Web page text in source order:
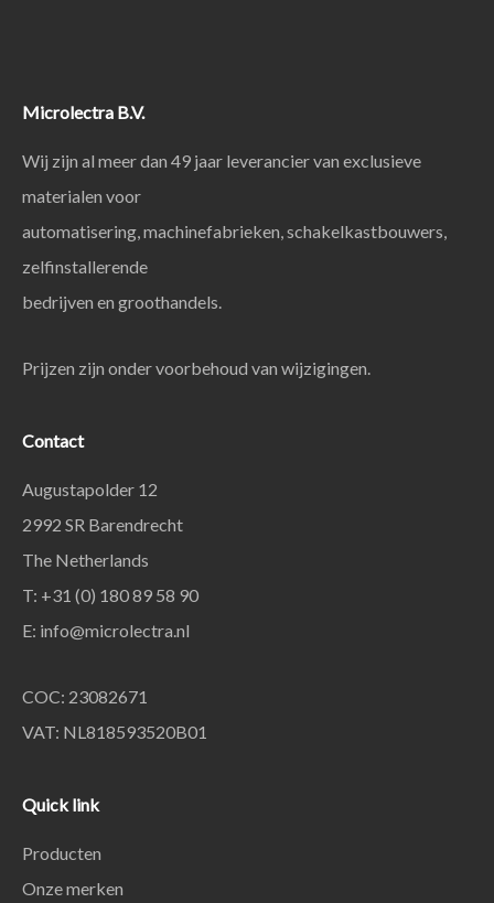
Microlectra B.V.
Wij zijn al meer dan 49 jaar leverancier van exclusieve
materialen voor
automatisering, machinefabrieken, schakelkastbouwers,
zelfinstallerende
bedrijven en groothandels.
Prijzen zijn onder voorbehoud van wijzigingen.
Contact
Augustapolder 12
2992 SR Barendrecht
The Netherlands
T: +31 (0) 180 89 58 90
E: info@microlectra.nl
COC: 23082671
VAT: NL818593520B01
Quick link
Producten
Onze merken